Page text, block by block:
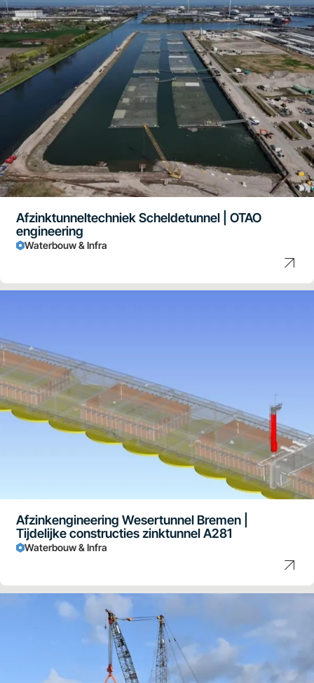
Afzinktunneltechniek Scheldetunnel | OTAO
engineering
Waterbouw & Infra
Afzinkengineering Wesertunnel Bremen |
Tijdelijke constructies zinktunnel A281
Waterbouw & Infra